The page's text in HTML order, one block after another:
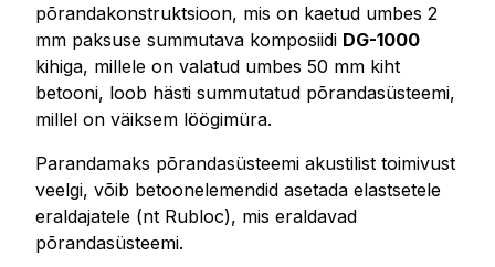
põrandakonstruktsioon, mis on kaetud umbes 2
mm paksuse summutava komposiidi DG-1000
kihiga, millele on valatud umbes 50 mm kiht
betooni, loob hästi summutatud põrandasüsteemi,
millel on väiksem löögimüra.
Parandamaks põrandasüsteemi akustilist toimivust
veelgi, võib betoonelemendid asetada elastsetele
eraldajatele (nt Rubloc), mis eraldavad
põrandasüsteemi.